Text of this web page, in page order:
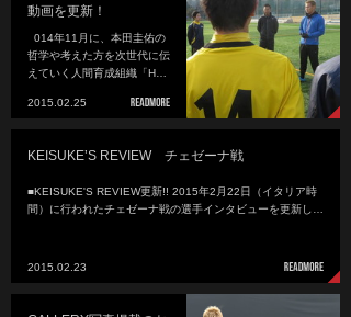
動画を更新！
014年11月に、本田圭佑の
哲学や考えた方を次世代に伝
えていく人間育成組織「H…
2015.02.25
KEISUKE’S REVIEW チェゼーナ戦
■KEISUKE'S REVIEW更新!! 2015年2月22日（イタリア時
間）に行われたチェゼーナ戦の選手インタビューを更新し…
2015.02.23